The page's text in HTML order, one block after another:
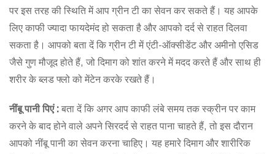
पर इस तरह की स्थिति में आप ग्रीन टी का सेवन कर सकते हैं। यह आपके
लिए काफी ज्यादा फायदेमंद हो सकता है और आपको दर्द से राहत दिलवा
सकता है। आपको बता दें कि ग्रीन टी में एंटी-ऑक्सीडेंट और अमीनो एसिड
जैसे गुण मौजूद होते हैं, जो दिमाग को शांत करने में मदद करते हैं और साथ ही
शरीर के ब्लड फ्लो को मेंटेन करके रखते हैं।
नींबू पानी पिएं : बता दें कि अगर आप काफी लंबे समय तक स्‍क्रीन पर काम
करने के बाद होने वाले अपने सिरदर्द से राहत पाना चाहते हैं, तो इस दौरान
आपको नींबू पानी का सेवन करना चाहिए। यह हमारे दिमाग और शारीरिक